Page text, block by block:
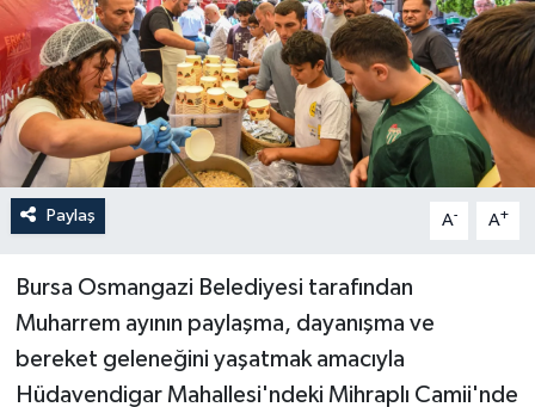
Paylaş A- A+
Bursa Osmangazi Belediyesi tarafından
Muharrem ayının paylaşma, dayanışma ve
bereket geleneğini yaşatmak amacıyla
Hüdavendigar Mahallesi'ndeki Mihraplı Camii'nde